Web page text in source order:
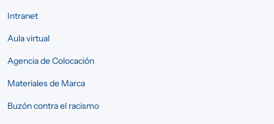
Intranet
Aula virtual
Agencia de Colocación
Materiales de Marca
Buzón contra el racismo